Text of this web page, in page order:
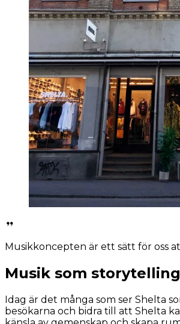
Musikkoncepten är ett sätt för oss
Musik som
Idag är det många som ser Shelta
besökarna och bidra till att Shelta